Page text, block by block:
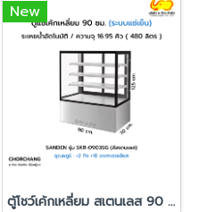
New
ตู้โชว์เค้กเหลี่ยม สเตนเลส 90 ซม. SANDEN รุ่น SKR-0903SG